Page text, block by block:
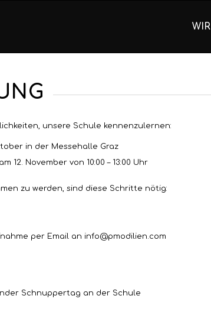
WIR
unsere Schule kennenzulernen:
in der Messehalle Graz
12. November von 10:00 – 13:00 Uhr
zu werden, sind diese Schritte nötig:
per Email an info@pmodilien.com
Schnuppertag an der Schule